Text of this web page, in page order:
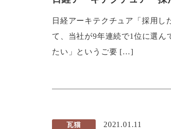
日経アーキテクチュア「採用し
て、当社が9年連続で1位に選
たい」というご要 […]
瓦猫 2021.01.11